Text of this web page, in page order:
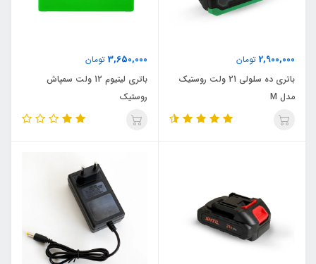
2,900,000 تومان
باتری ده سلولی 21 ولت روستیک
مدل M
3,650,000 تومان
باتری لیتیوم 12 ولت سمپاش
روستیک